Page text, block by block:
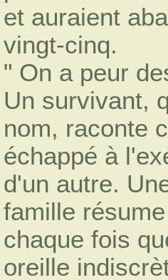
et auraient
vingt-cinq.
" On a peur
Un survivant,
nom, raconte
échappé à
d'un autre.
famille
chaque fois
oreille